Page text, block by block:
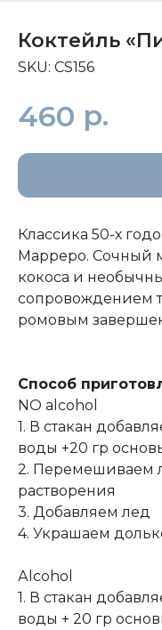
Коктейль
SKU: CS156
460 р.
Классика 50-х
Марреро. Сочный
кокоса и
сопровождением
ромовым
Способ
NO alcohol
1. В стакан
воды +20 гр
2. Перемешиваем
растворения
3. Добавляем лед
4. Украшаем
Аlcohol
1. В стакан
воды + 20 гр